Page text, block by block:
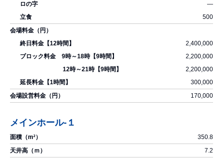
―
500
2,400,000
2,200,000
2,200,000
300,000
170,000
メインホール-１
350.8
7.2